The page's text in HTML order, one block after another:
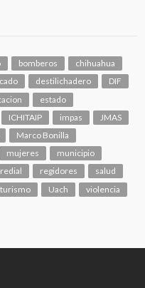
bomberos
chihuahua
destilichadero
DIF
estado
ICHITAIP impas
JMAS
Marco Bonilla
mujeres
municipio
regidores
salud
turismo Uach violencia